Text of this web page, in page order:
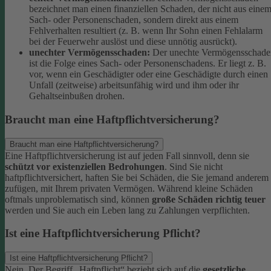
bezeichnet man einen finanziellen Schaden, der nicht aus einem
Sach- oder Personenschaden, sondern direkt aus einem
Fehlverhalten resultiert (z. B. wenn Ihr Sohn einen Fehlalarm
bei der Feuerwehr auslöst und diese unnötig ausrückt).
unechter Vermögensschaden: Der unechte
ist die Folge eines Sach- oder Personenschadens. Er liegt z. B.
vor, wenn ein Geschädigter oder eine Geschädigte durch einen
Unfall (zeitweise) arbeitsunfähig wird und ihm oder ihr
Gehaltseinbußen drohen.
Braucht man eine Haftpflichtversicherung?
Braucht man eine Haftpflichtversicherung?
Eine Haftpflichtversicherung ist auf jeden Fall sinnvoll, denn sie
schützt vor existenziellen Bedrohungen. Sind Sie nicht
haftpflichtversichert, haften Sie bei Schäden, die Sie jemand anderem
zufügen, mit Ihrem privaten Vermögen. Während kleine Schäden
oftmals unproblematisch sind, können große Schäden richtig teuer
werden und Sie auch ein Leben lang zu Zahlungen verpflichten.
Ist eine Haftpflichtversicherung Pflicht?
Ist eine Haftpflichtversicherung Pflicht?